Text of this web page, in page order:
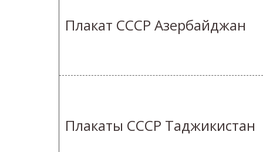
Плакат СССР Азербайджан
Плакаты СССР Таджикистан